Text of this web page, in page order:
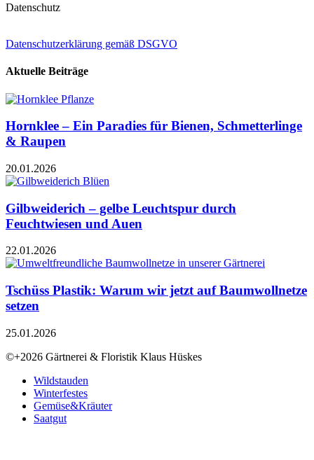
Datenschutz
Datenschutzerklärung gemäß DSGVO
Aktuelle Beiträge
Hornklee – Ein Paradies für Bienen, Schmetterlinge
& Raupen
20.01.2026
Gilbweiderich – gelbe Leuchtspur durch
Feuchtwiesen und Auen
22.01.2026
Tschüss Plastik: Warum wir jetzt auf Baumwollnetze
setzen
25.01.2026
©+2026 Gärtnerei & Floristik Klaus Hüskes
Wildstauden
Winterfestes
Gemüse&Kräuter
Saatgut